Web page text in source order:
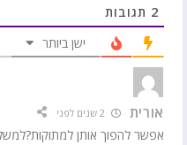
2 תגובות
ישן ביותר
אורית
אפשר להפוך אותן